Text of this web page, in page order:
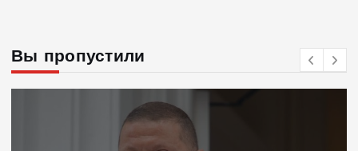
Вы пропустили